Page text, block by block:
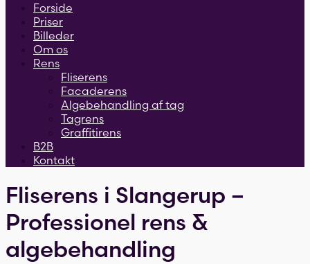
Forside
Priser
Billeder
Om os
Rens
Fliserens
Facaderens
Algebehandling af tag
Tagrens
Graffitirens
B2B
Kontakt
Fliserens i Slangerup –
Professionel rens &
algebehandling